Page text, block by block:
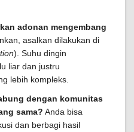
adonan mengembang
asalkan dilakukan di
). Suhu dingin
liar dan justru
lebih kompleks.
dengan komunitas
sama? Anda bisa
dan berbagi hasil